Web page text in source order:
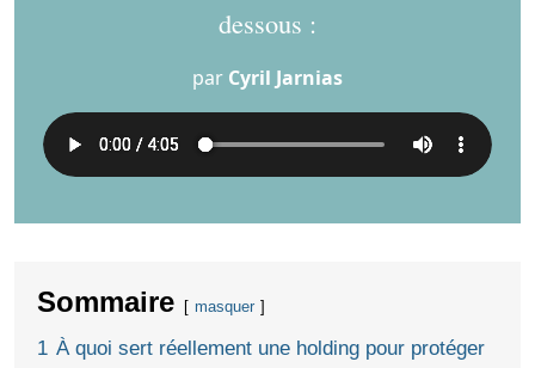
dessous :
par Cyril Jarnias
Sommaire masquer
1 À quoi sert réellement une holding pour protéger